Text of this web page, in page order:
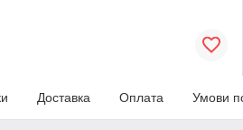
Доставка Оплата Умови